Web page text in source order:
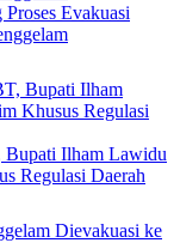
Evakuasi
Ilham Lawidu
Regulasi Daerah